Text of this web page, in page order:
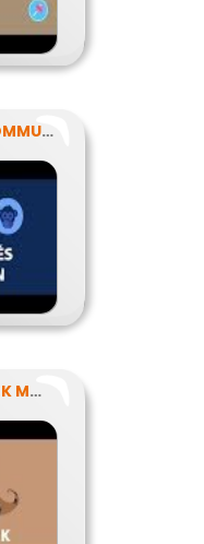
AZ INTERNETES KOMMUNIKÁCIÓ NÉHÁNY SAJÁTOSSÁGA
FÉRFI-NŐI SZEREPEK MODERN SZEMMEL